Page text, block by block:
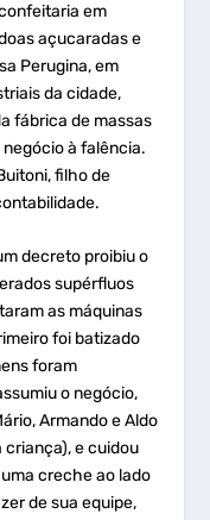
em
açucaradas e
Perugina, em
da cidade,
fábrica de massas
à falência.
filho de
decreto proibiu o
supérfluos
as máquinas
foi batizado
foram
o negócio,
Armando e Aldo
criança), e cuidou
creche ao lado
de sua equipe,